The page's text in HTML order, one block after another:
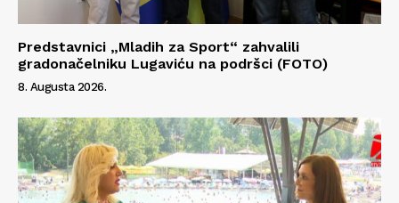
Predstavnici „Mladih za Sport“ zahvalili
gradonačelniku Lugaviću na podršci (FOTO)
8. Augusta 2026.